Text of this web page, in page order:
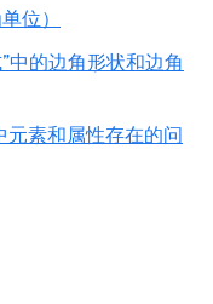
位）
中的边角形状和边角
素和属性存在的问